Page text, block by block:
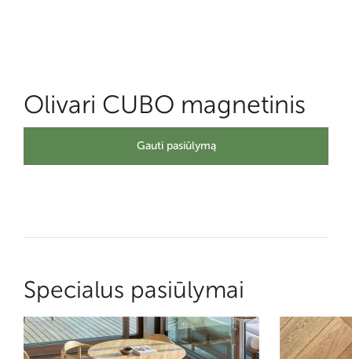
Olivari CUBO magnetinis
Gauti pasiūlymą
Specialus pasiūlymai